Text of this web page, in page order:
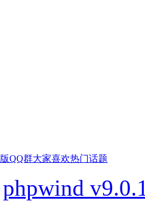
QQ群大家喜欢热门话题
phpwind